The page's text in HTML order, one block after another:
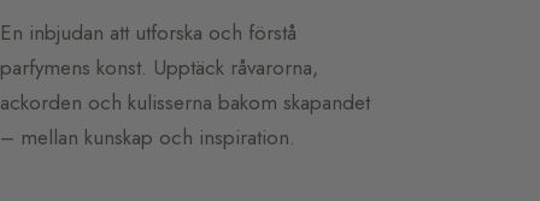
En inbjudan att utforska och förstå
parfymens konst. Upptäck råvarorna,
ackorden och kulisserna bakom skapandet
– mellan kunskap och inspiration.